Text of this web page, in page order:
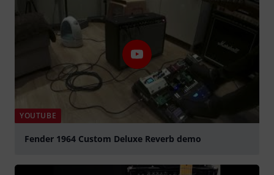
YOUTUBE
Fender 1964 Custom Deluxe Reverb demo